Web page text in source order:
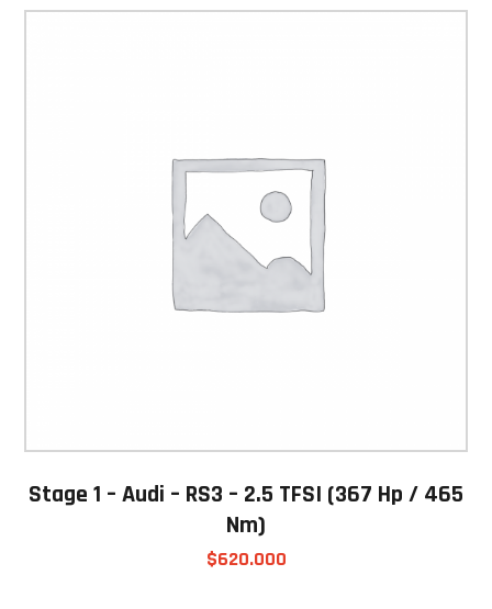
Stage 1 – Audi – RS3 – 2.5 TFSI (367 Hp / 465
Nm)
$620.000